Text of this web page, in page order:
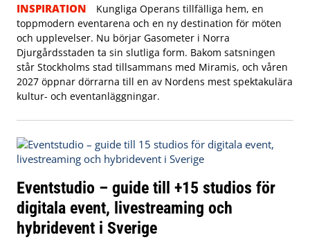
INSPIRATION
Kungliga Operans tillfälliga hem, en
toppmodern eventarena och en ny destination för möten
och upplevelser. Nu börjar Gasometer i Norra
Djurgårdsstaden ta sin slutliga form. Bakom satsningen
står Stockholms stad tillsammans med Miramis, och våren
2027 öppnar dörrarna till en av Nordens mest spektakulära
kultur- och eventanläggningar.
Eventstudio – guide till +15 studios för
digitala event, livestreaming och
hybridevent i Sverige